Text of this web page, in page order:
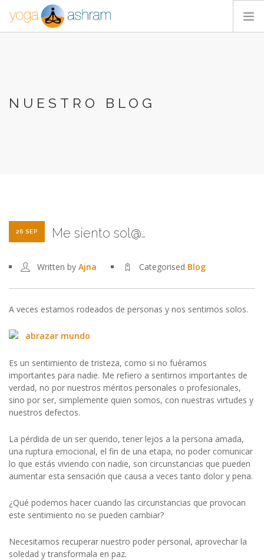
CONTACTA
NUESTRO BLOG
26 SEP Me siento sol@…
Written by Ajna Categorised Blog
A veces estamos rodeados de personas y nos sentimos solos.
Es un sentimiento de tristeza, como si no fuéramos
importantes para nadie. Me refiero a sentirnos importantes de
verdad, no por nuestros méritos personales o profesionales,
sino por ser, simplemente quien somos, con nuestras virtudes y
nuestros defectos.
La pérdida de un ser querido, tener lejos a la persona amada,
una ruptura emocional, el fin de una etapa, no poder comunicar
lo que estás viviendo con nadie, son circunstancias que pueden
aumentar esta sensación que causa a veces tanto dolor y pena.
¿Qué podemos hacer cuando las circunstancias que provocan
este sentimiento no se pueden cambiar?
Necesitamos recuperar nuestro poder personal, aprovechar la
soledad y transformala en paz.